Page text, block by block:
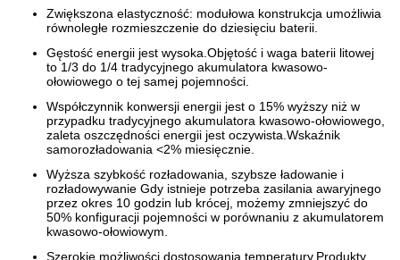
Zwiększona elastyczność: modułowa konstrukcja umożliwia
równoległe rozmieszczenie do dziesięciu baterii.
Gęstość energii jest wysoka.Objętość i waga baterii litowej
to 1/3 do 1/4 tradycyjnego akumulatora kwasowo-
ołowiowego o tej samej pojemności.
Współczynnik konwersji energii jest o 15% wyższy niż w
przypadku tradycyjnego akumulatora kwasowo-ołowiowego,
zaleta oszczędności energii jest oczywista.Wskaźnik
samorozładowania <2% miesięcznie.
Wyższa szybkość rozładowania, szybsze ładowanie i
rozładowywanie Gdy istnieje potrzeba zasilania awaryjnego
przez okres 10 godzin lub krócej, możemy zmniejszyć do
50% konfiguracji pojemności w porównaniu z akumulatorem
kwasowo-ołowiowym.
Szerokie możliwości dostosowania temperatury.Produkty